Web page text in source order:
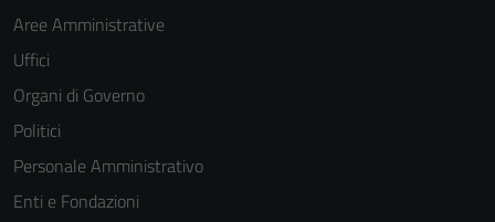
Aree Amministrative
Uffici
Organi di Governo
Politici
Personale Amministrativo
Enti e Fondazioni